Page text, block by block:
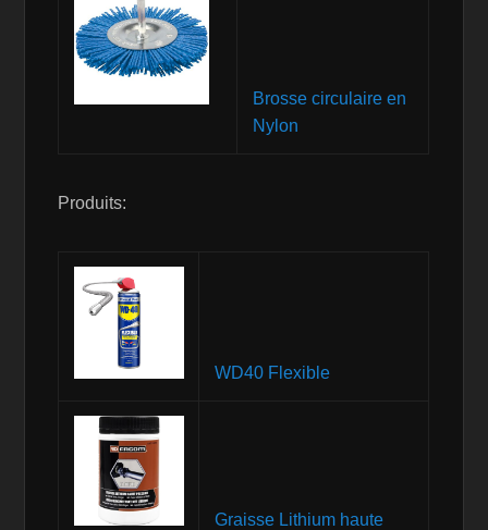
Brosse circulaire en
Nylon
Produits:
WD40 Flexible
Graisse Lithium haute